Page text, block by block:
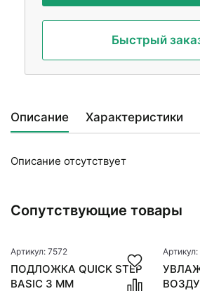
Быстрый
Описание Характеристики
Описание отсутствует
Сопутствующие товары
Артикул: 7572
ПОДЛОЖКА QUICK STEP
BASIC 3 ММ